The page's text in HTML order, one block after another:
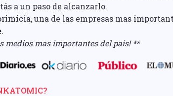
a un paso de alcanzarlo.
una de las empresas mas
.
medios mas importantes del pais! **